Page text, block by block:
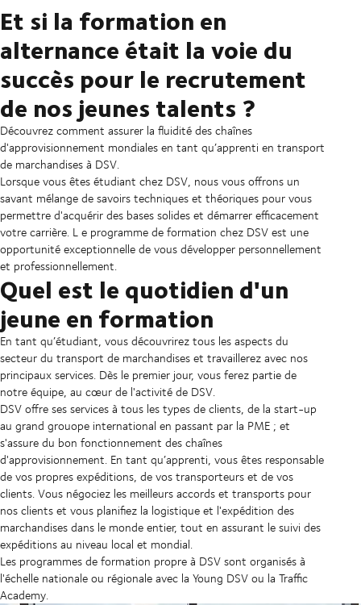
Et si la formation en
alternance était la voie du
succès pour le recrutement
de nos jeunes talents ?
Découvrez comment assurer la fluidité des chaînes
d'approvisionnement mondiales en tant qu’apprenti en transport
de marchandises à DSV.
Lorsque vous êtes étudiant chez DSV, nous vous offrons un
savant mélange de savoirs techniques et théoriques pour vous
permettre d'acquérir des bases solides et démarrer efficacement
votre carrière. Le programme de formation chez DSV est une
opportunité exceptionnelle de vous développer personnellement
et professionnellement.
Quel est le quotidien d'un
jeune en formation
En tant qu’étudiant, vous découvrirez tous les aspects du
secteur du transport de marchandises et travaillerez avec nos
principaux services. Dès le premier jour, vous ferez partie de
notre équipe, au cœur de l'activité de DSV.
DSV offre ses services à tous les types de clients, de la start-up
au grand grouope international en passant par la PME ; et
s'assure du bon fonctionnement des chaînes
d'approvisionnement. En tant qu’apprenti, vous êtes responsable
de vos propres expéditions, de vos transporteurs et de vos
clients. Vous négociez les meilleurs accords et transports pour
nos clients et vous planifiez la logistique et l'expédition des
marchandises dans le monde entier, tout en assurant le suivi des
expéditions au niveau local et mondial.
Les programmes de formation propre à DSV sont organisés à
l'échelle nationale ou régionale avec la Young DSV ou la Traffic
Academy.